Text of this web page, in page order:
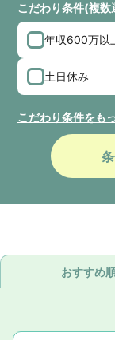
こだわり条件(複数
年収600万以
土日休み
こだわり条件をも
おすすめ